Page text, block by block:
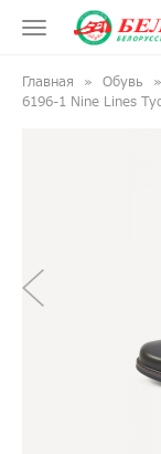
Главная Обувь
6196-1 Nine Lines